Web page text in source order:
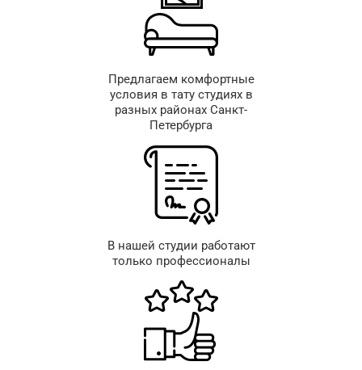
Предлагаем комфортные
условия в тату студиях в
разных районах Санкт-
Петербурга
В нашей студии работают
только профессионалы